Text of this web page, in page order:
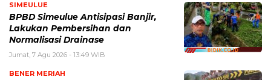
SIMEULUE
BPBD Simeulue Antisipasi Banjir,
Lakukan Pembersihan dan
Normalisasi Drainase
Jumat, 7 Agu 2026 - 13:49 WIB
BENER MERIAH